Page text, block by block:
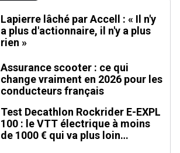
Lapierre lâché par Accell : « Il n'y
a plus d'actionnaire, il n'y a plus
rien »
Assurance scooter : ce qui
change vraiment en 2026 pour les
conducteurs français
Test Decathlon Rockrider E-EXPL
100 : le VTT électrique à moins
de 1000 € qui va plus loin